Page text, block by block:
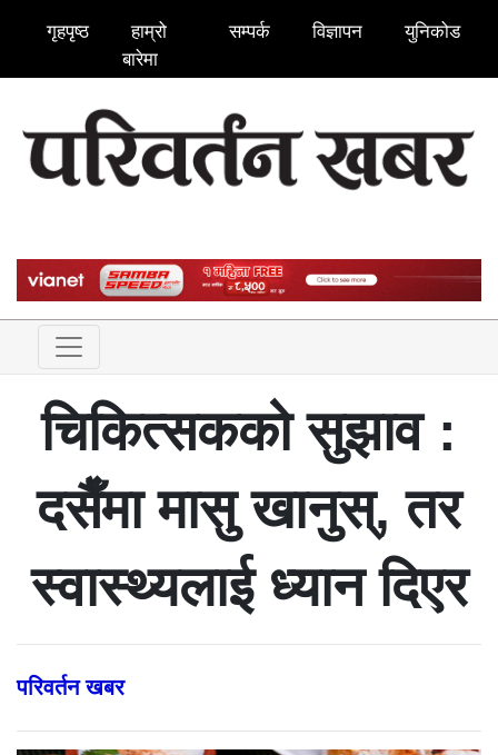
गृहपृष्ठ
हाम्रो
बारेमा
सम्पर्क विज्ञापन युनिकोड
चिकित्सकको सुझाव :
दसैँमा मासु खानुस्, तर
स्वास्थ्यलाई ध्यान दिएर
परिवर्तन खबर